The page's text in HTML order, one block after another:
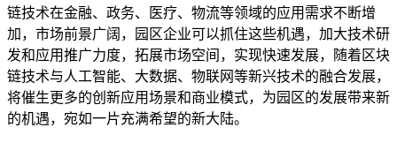
链技术在金融、政务、医疗、物流等领域的应用需求不断增
加，市场前景广阔，园区企业可以抓住这些机遇，加大技术研
发和应用推广力度，拓展市场空间，实现快速发展，随着区块
链技术与人工智能、大数据、物联网等新兴技术的融合发展，
将催生更多的创新应用场景和商业模式，为园区的发展带来新
的机遇，宛如一片充满希望的新大陆。